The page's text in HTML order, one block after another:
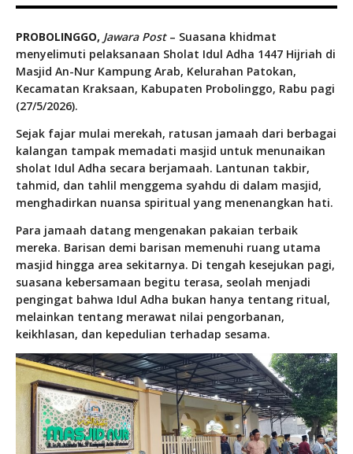
Arab
Spirit
PROBOLINGGO, Jawara Post– Suasana khidmat
menyelimuti pelaksanaan Sholat Idul Adha 1447 Hijriah di
Masjid An-Nur Kampung Arab, Kelurahan Patokan,
Kecamatan Kraksaan, Kabupaten Probolinggo, Rabu pagi
(27/5/2026).
Sejak fajar mulai merekah, ratusan jamaah dari berbagai
kalangan tampak memadati masjid untuk menunaikan
sholat Idul Adha secara berjamaah. Lantunan takbir,
tahmid, dan tahlil menggema syahdu di dalam masjid,
menghadirkan nuansa spiritual yang menenangkan hati.
Para jamaah datang mengenakan pakaian terbaik
mereka. Barisan demi barisan memenuhi ruang utama
masjid hingga area sekitarnya. Di tengah kesejukan pagi,
suasana kebersamaan begitu terasa, seolah menjadi
pengingat bahwa Idul Adha bukan hanya tentang ritual,
melainkan tentang merawat nilai pengorbanan,
keikhlasan, dan kepedulian terhadap sesama.